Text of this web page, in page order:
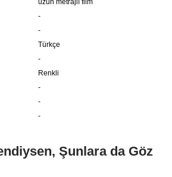
uzun metrajlı film
-
-
Türkçe
-
Renkli
-
-
-
Şunlara da Göz